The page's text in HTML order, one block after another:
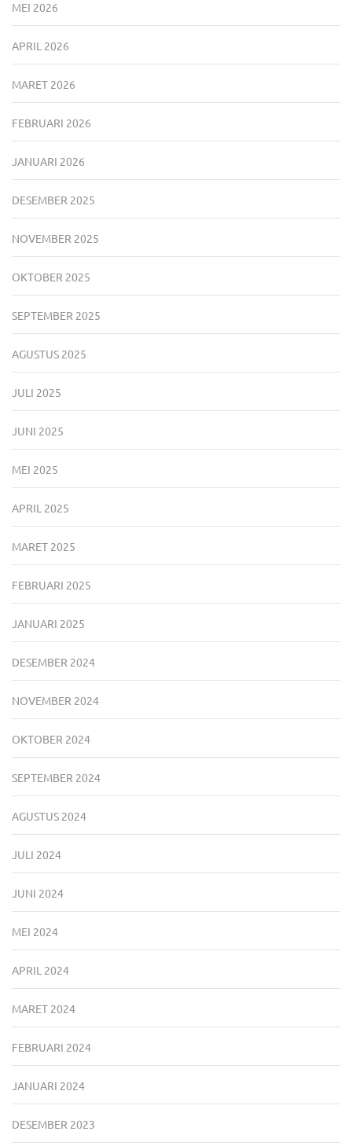
MEI 2026
APRIL 2026
MARET 2026
FEBRUARI 2026
JANUARI 2026
DESEMBER 2025
NOVEMBER 2025
OKTOBER 2025
SEPTEMBER 2025
AGUSTUS 2025
JULI 2025
JUNI 2025
MEI 2025
APRIL 2025
MARET 2025
FEBRUARI 2025
JANUARI 2025
DESEMBER 2024
NOVEMBER 2024
OKTOBER 2024
SEPTEMBER 2024
AGUSTUS 2024
JULI 2024
JUNI 2024
MEI 2024
APRIL 2024
MARET 2024
FEBRUARI 2024
JANUARI 2024
DESEMBER 2023